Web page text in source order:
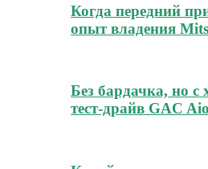
Когда передний
опыт владения
Без бардачка, но с
тест-драйв GAC